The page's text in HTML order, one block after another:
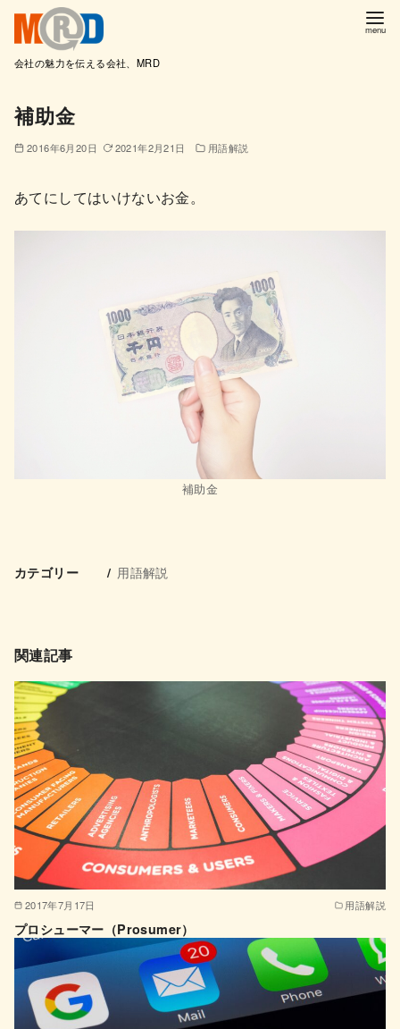
ン
会社の魅力を伝える会社、MRD
補助金
2016年6月20日 2021年2月21日 用語解説
あてにしてはいけないお金。
補助金
カテゴリー 用語解説
関連記事
2017年7月17日 用語解説
プロシューマー（Prosumer）